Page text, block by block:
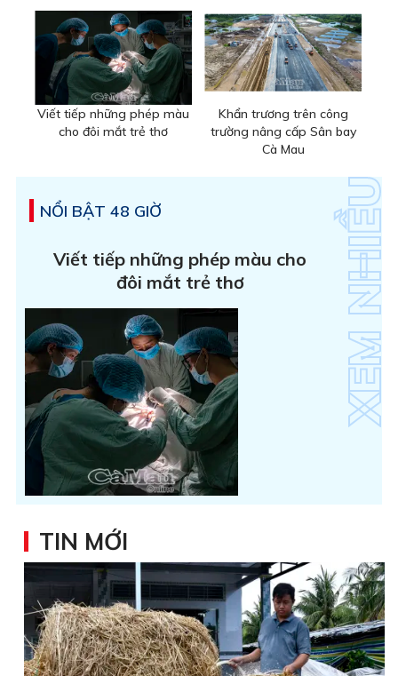
Viết tiếp những phép màu
cho đôi mắt trẻ thơ
Khẩn trương trên công
trường nâng cấp Sân bay
Cà Mau
NỔI BẬT 48 GIỜ
Viết tiếp những phép màu cho
đôi mắt trẻ thơ
TIN MỚI